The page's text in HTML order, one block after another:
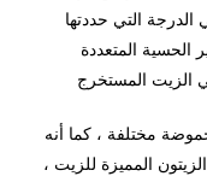
مئوية وهي الدرجة التي حددتها
الحسية المتعددة
في الزيت المستخرج
مختلفة ، كما أنه
المميزة للزيت ،